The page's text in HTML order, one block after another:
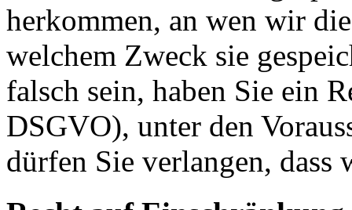
herkommen, an wen wir
welchem Zweck sie
falsch sein, haben Sie ein
DSGVO), unter den
dürfen Sie verlangen, dass